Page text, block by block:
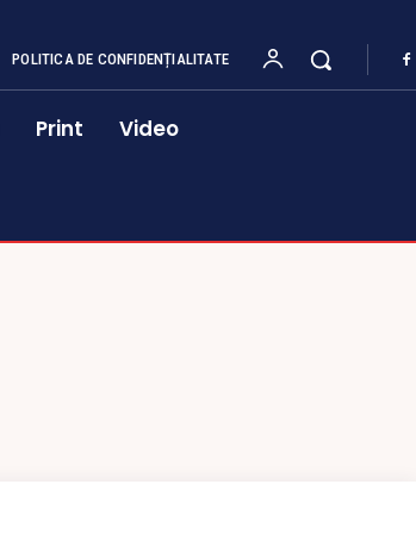
POLITICA DE CONFIDENȚIALITATE
Print Video